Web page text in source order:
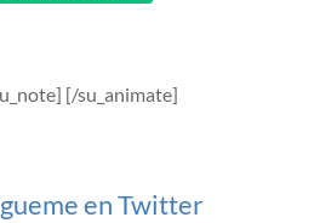
[/su_animate]
en Twitter